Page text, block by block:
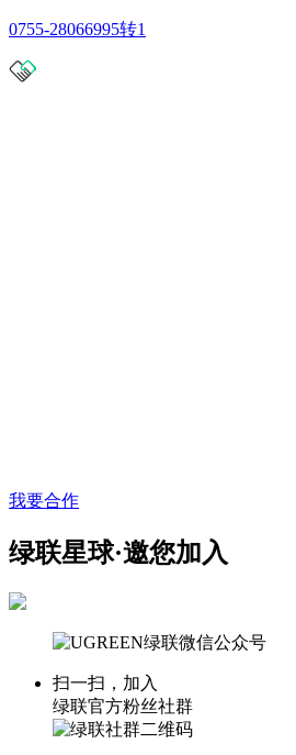
0755-28066995转1
我要合作
绿联星球·邀您加入
扫一扫，加入
绿联官方粉丝社群